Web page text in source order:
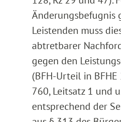
Änderungsbefugnis
Leistenden muss
abtretbarer
gegen den
(BFH-Urteil in BFHE
760, Leitsatz 1 und
entsprechend der